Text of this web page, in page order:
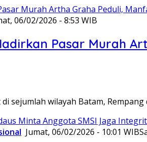
06/02/2026 - 8:53 WIB
Pasar Murah
di sejumlah wilayah Batam,
Jumat, 06/02/2026 - 10:01 WIB